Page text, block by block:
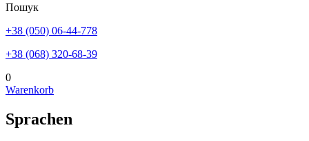
Пошук
+38 (050) 06-44-778
+38 (068) 320-68-39
0
Warenkorb
Sprachen